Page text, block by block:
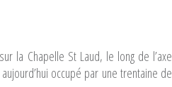
la Chapelle St Laud, le long de l’axe
occupé par une trentaine de